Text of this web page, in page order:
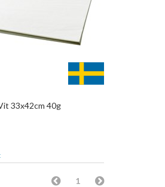
33x42cm 40g
1